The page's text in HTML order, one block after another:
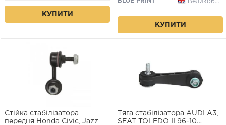
КУПИТИ
КУПИТИ
Стійка стабілізатора
передня Honda Civic, Jazz
Тяга стабілізатора AUDI A3,
SEAT TOLEDO II 96-10